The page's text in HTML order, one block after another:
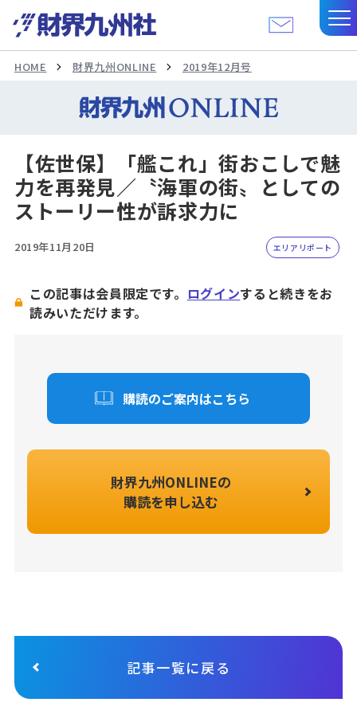
HOME 財界九州ONLINE 2019年12月号
【佐世保】「艦これ」街おこしで魅
力を再発見／〝海軍の街〟としての
ストーリー性が訴求力に
2019年11月20日 エリアリポート
この記事は会員限定です。 ログインすると続きをお
読みいただけます。
購読のご案内はこちら
財界九州ONLINEの
購読を申し込む
記事一覧に戻る